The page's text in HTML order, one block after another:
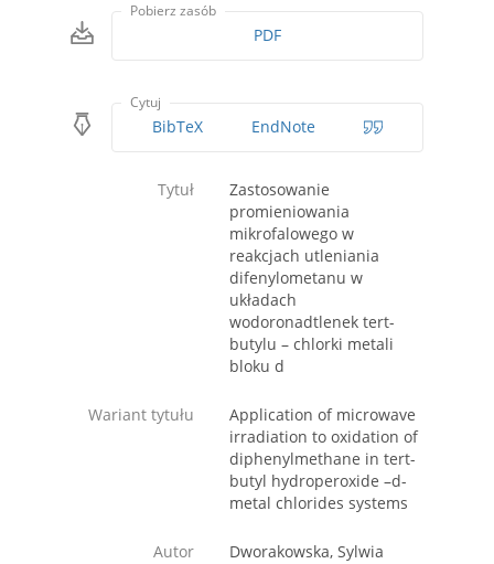
Pobierz zasób
PDF
Cytuj
BibTeX EndNote
Tytuł
Zastosowanie
promieniowania
mikrofalowego w
reakcjach utleniania
difenylometanu w
układach
wodoronadtlenek tert-
butylu – chlorki metali
bloku d
Wariant tytułu
Application of microwave
irradiation to oxidation of
diphenylmethane in tert-
butyl hydroperoxide –d-
metal chlorides systems
Autor
Dworakowska, Sylwia